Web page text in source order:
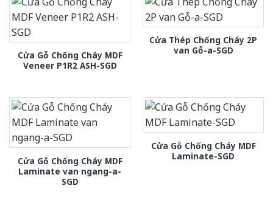
Cửa Gỗ Chống Cháy MDF
Veneer P1R2 ASH-SGD
Cửa Thép Chống Cháy 2P
van Gỗ-a-SGD
Cửa Gỗ Chống Cháy MDF
Laminate van ngang-a-
SGD
Cửa Gỗ Chống Cháy MDF
Laminate-SGD